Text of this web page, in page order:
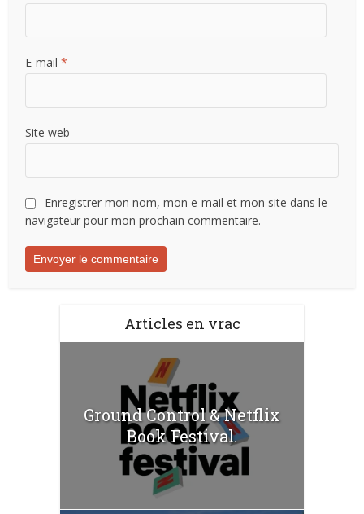
E-mail*
Site web
Enregistrer mon nom, mon e-mail et mon site dans le
navigateur pour mon prochain commentaire.
Articles en vrac
Ground Control & Netflix
Book Festival.